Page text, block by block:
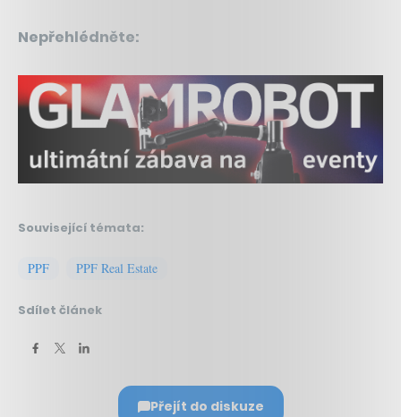
Nepřehlédněte:
Související témata:
PPF PPF Real Estate
Sdílet článek
Přejít do diskuze